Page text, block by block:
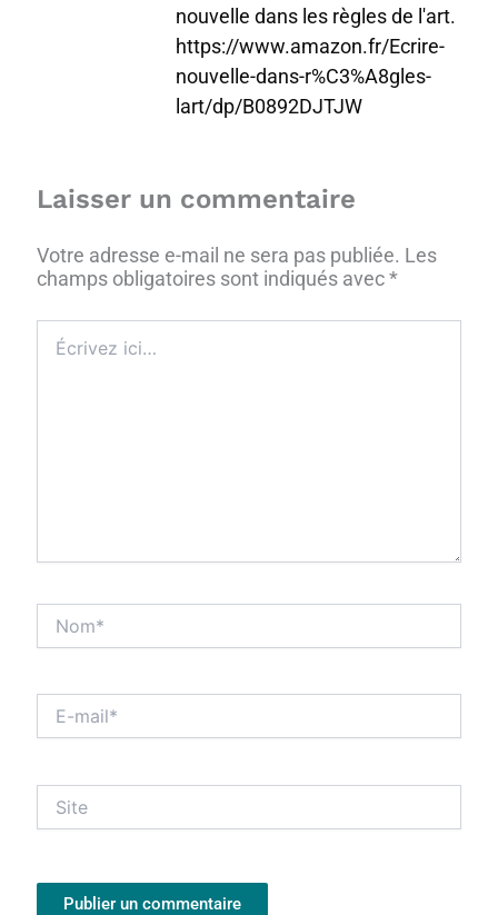
nouvelle dans les règles de l'art.
https://www.amazon.fr/Ecrire-
nouvelle-dans-r%C3%A8gles-
lart/dp/B0892DJTJW
Laisser un commentaire
Votre adresse e-mail ne sera pas publiée. Les
champs obligatoires sont indiqués avec*
ici…
mail*